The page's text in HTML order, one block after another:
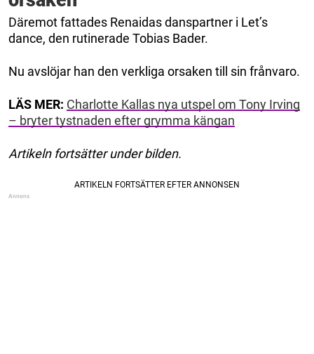
Däremot fattades Renaidas danspartner i Let’s
dance, den rutinerade Tobias Bader.
Nu avslöjar han den verkliga orsaken till sin frånvaro.
LÄS MER: Charlotte Kallas nya utspel om Tony Irving
– bryter tystnaden efter grymma kängan
Artikeln fortsätter under bilden.